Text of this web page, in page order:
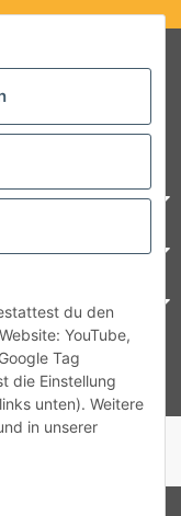
du den
YouTube,
Tag
die Einstellung
unten). Weitere
in unserer